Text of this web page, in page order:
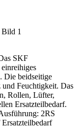
SKF
Die beidseitige
und Feuchtigkeit. Das
Rollen, Lüfter,
Ersatzteilbedarf.
2RS